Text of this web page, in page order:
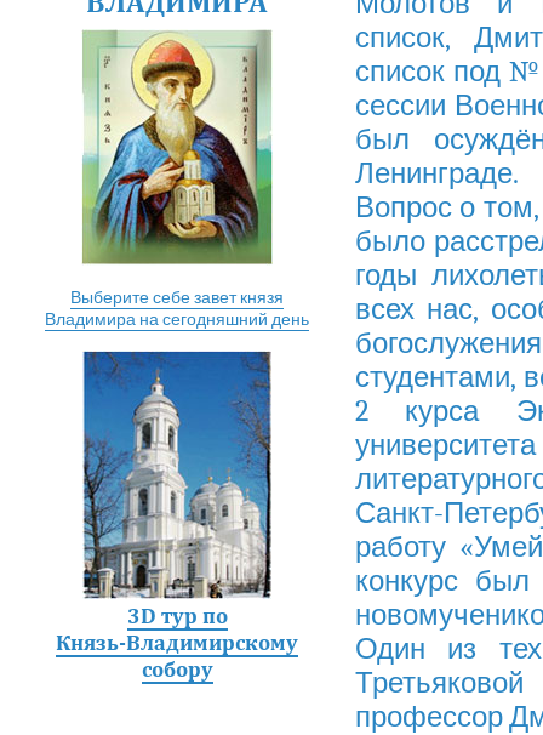
Выберите себе завет князя
Владимира на сегодняшний день
3D тур по
Князь-Владимирскому
собору
список,
список под
сессии
был
Ленинграде.
Вопрос о
было
годы
всех нас,
студентами,
2 курса
Санкт-
работу
конкурс был
Один из
профессор